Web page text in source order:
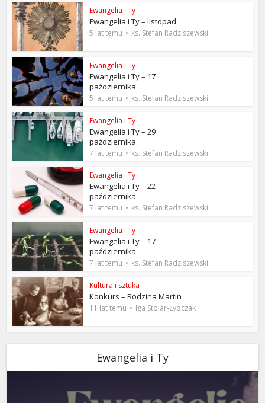
Ewangelia i Ty
Ewangelia i Ty – listopad
5 lat temu ks. Stefan Radziszewski
Ewangelia i Ty
Ewangelia i Ty – 17
października
5 lat temu ks. Stefan Radziszewski
Ewangelia i Ty
Ewangelia i Ty – 29
października
7 lat temu ks. Stefan Radziszewski
Ewangelia i Ty
Ewangelia i Ty – 22
października
7 lat temu ks. Stefan Radziszewski
Ewangelia i Ty
Ewangelia i Ty – 17
października
7 lat temu ks. Stefan Radziszewski
Kultura i sztuka
Konkurs – Rodzina Martin
11 lat temu Iga Stolar-Łypczak
Ewangelia i Ty